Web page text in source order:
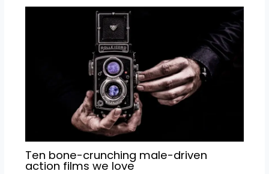
Ten bone-crunching male-driven
action films we love